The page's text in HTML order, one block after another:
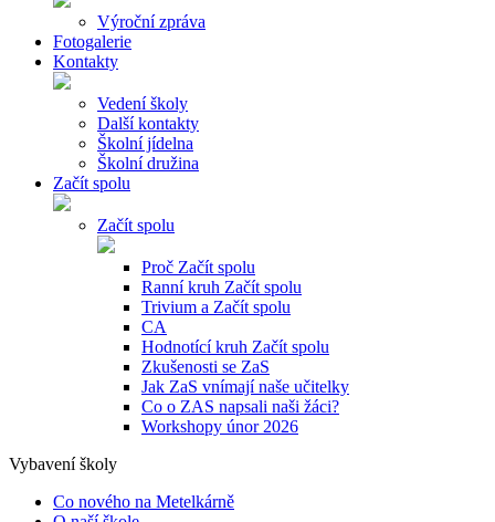
Výroční zpráva
Fotogalerie
Kontakty
Vedení školy
Další kontakty
Školní jídelna
Školní družina
Začít spolu
Začít spolu
Proč Začít spolu
Ranní kruh Začít spolu
Trivium a Začít spolu
CA
Hodnotící kruh Začít spolu
Zkušenosti se ZaS
Jak ZaS vnímají naše učitelky
Co o ZAS napsali naši žáci?
Workshopy únor 2026
Vybavení školy
Co nového na Metelkárně